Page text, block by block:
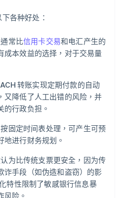
各种好处：
常比信用卡交易和电汇产生的
成本效益的选择，对于交易量
转账实现定期付款的自动
又降低了人工出错的风险，并
的行政负担。
固定时间表处理，可产生可预
进行财务规划。
为比传统支票更安全，因为传
诈手段（如伪造和盗窃）的影
特性限制了敏感银行信息暴
风险。